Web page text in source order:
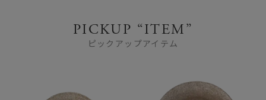
PICKUP “ITEM”
ピックアップアイテム